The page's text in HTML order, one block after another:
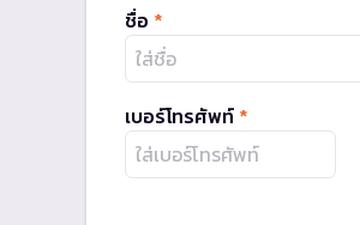
ชื่อ *
เบอร์โทรศัพท์ *